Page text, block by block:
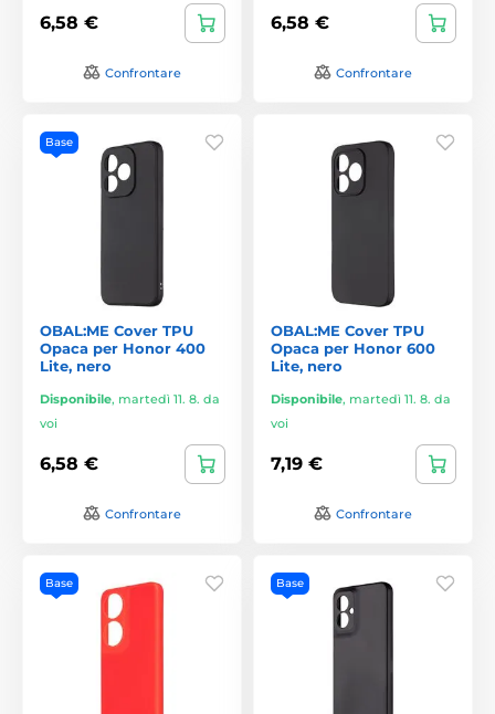
6,58 €
Confrontare
6,58 €
Confrontare
Base
OBAL:ME Cover TPU
Opaca per Honor 400
Lite, nero
Disponibile, martedì 11. 8. da
voi
6,58 €
Confrontare
OBAL:ME Cover TPU
Opaca per Honor 600
Lite, nero
Disponibile, martedì 11. 8. da
voi
7,19 €
Confrontare
Base Base